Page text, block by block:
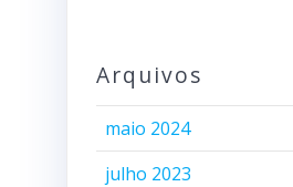
Arquivos
maio 2024
julho 2023